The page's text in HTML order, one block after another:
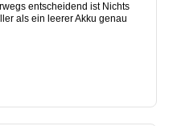
entscheidend ist Nichts
als ein leerer Akku genau